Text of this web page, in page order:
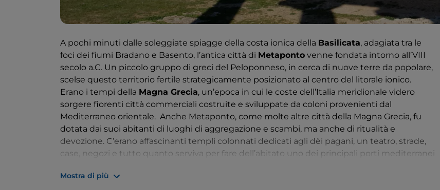
A pochi minuti dalle soleggiate spiagge della costa ionica della Basilicata, adagiata tra le
foci dei fiumi Bradano e Basento, l’antica città di Metaponto venne fondata intorno all’VIII
secolo a.C. Un piccolo gruppo di greci del Peloponneso, in cerca di nuove terre da popolare,
scelse questo territorio fertile strategicamente posizionato al centro del litorale ionico.
Erano i tempi della Magna Grecia, un’epoca in cui le coste dell’Italia meridionale videro
sorgere fiorenti città commerciali costruite e sviluppate da coloni provenienti dal
Mediterraneo orientale. Anche Metaponto, come molte altre città della Magna Grecia, fu
dotata dai suoi abitanti di luoghi di aggregazione e scambi, ma anche di ritualità e
devozione. C’erano affascinanti templi colonnati dedicati agli dèi pagani, un teatro, strade,
case, negozi e tutto quanto serviva per fare dell’abitato uno dei principali porti mediterranei
turistico dell’abitato di Metaponto, che può contare anche sulle belle
Mostra di più